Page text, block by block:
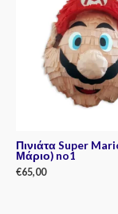
Πινιάτα Super
Μάριο) no1
€65,00